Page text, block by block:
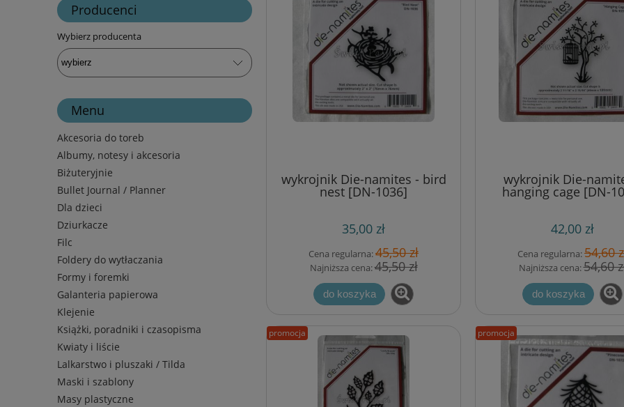
Producenci
Wybierz producenta
Menu
Akcesoria do toreb
Albumy, notesy i akcesoria
Biżuteryjnie
Bullet Journal / Planner
Dla dzieci
Dziurkacze
Filc
Foldery do wytłaczania
Formy i foremki
Galanteria papierowa
Klejenie
Książki, poradniki i czasopisma
Kwiaty i liście
Lalkarstwo i pluszaki / Tilda
Maski i szablony
Masy plastyczne
wykrojnik Die-namites - bird
nest [DN-1036]
35,00 zł
Cena regularna:45,50 zł
Najniższa cena:45,50 zł
do koszyka
wykrojnik Die-
hanging cage [DN-
42,00 zł
Cena regularna:54,60
Najniższa cena:54,60
do koszyka
promocja promocja